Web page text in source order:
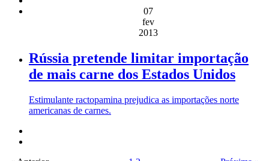
07
fev
2013
Rússia pretende limitar importação
de mais carne dos Estados Unidos
Estimulante ractopamina prejudica as importações norte
americanas de carnes.